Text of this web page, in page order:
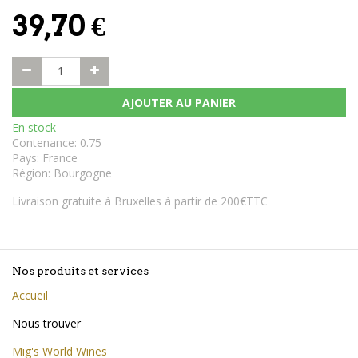
39,70€
AJOUTER AU PANIER
En stock
Contenance: 0.75
Pays: France
Région: Bourgogne
Livraison gratuite à Bruxelles à partir de 200€TTC
Nos produits et services
Accueil
Nous trouver
Mig's World Wines